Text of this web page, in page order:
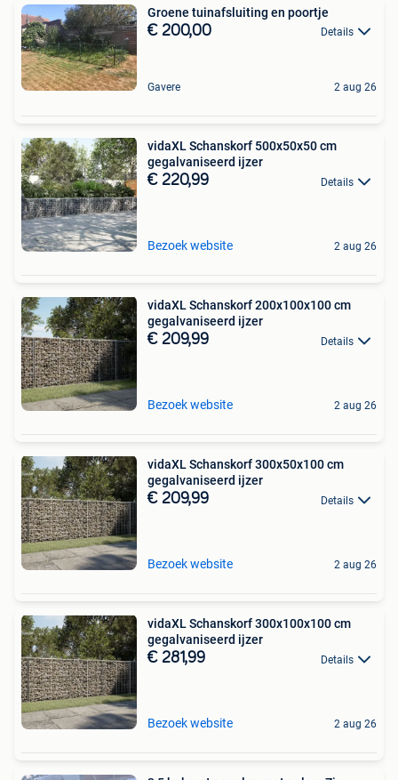
Groene tuinafsluiting en poortje
€ 200,00 Details
Gavere 2 aug 26
vidaXL Schanskorf 500x50x50 cm
gegalvaniseerd ijzer
€ 220,99 Details
Bezoek website 2 aug 26
vidaXL Schanskorf 200x100x100 cm
gegalvaniseerd ijzer
€ 209,99 Details
Bezoek website 2 aug 26
vidaXL Schanskorf 300x50x100 cm
gegalvaniseerd ijzer
€ 209,99 Details
Bezoek website 2 aug 26
vidaXL Schanskorf 300x100x100 cm
gegalvaniseerd ijzer
€ 281,99 Details
Bezoek website 2 aug 26